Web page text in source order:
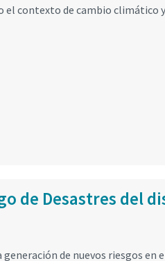
contexto de cambio climático
de Desastres del
de nuevos riesgos en